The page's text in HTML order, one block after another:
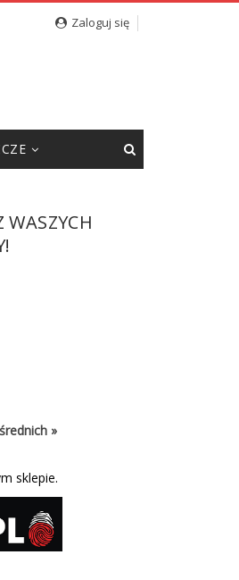
Zaloguj się
WASZYCH
»
sklepie.